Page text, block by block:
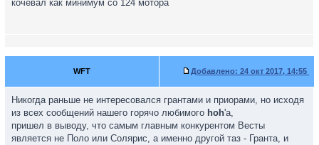
кочевал как минимум со 124 мотора
WFT Добавлено: 24 окт 2017, 14:55
Никогда раньше не интересовался грантами и приорами, но исходя
из всех сообщений нашего горячо любимого hoh'а,
пришел в выводу, что самым главным конкурентом Весты
является не Поло или Солярис, а именно другой таз - Гранта, и